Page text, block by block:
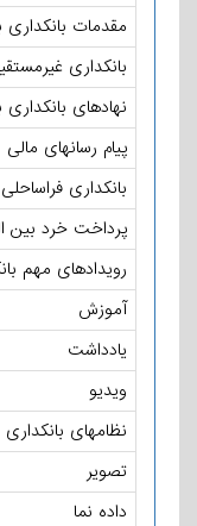
مقدمات بانکداری
بانکداری
نهادهای بانکداری
پیام رسانهای مالی
بانکداری فراساحلی
پرداخت خرد بین
رویدادهای مهم
آموزش
یادداشت
ویدیو
نظامهای
تصویر
داده نما